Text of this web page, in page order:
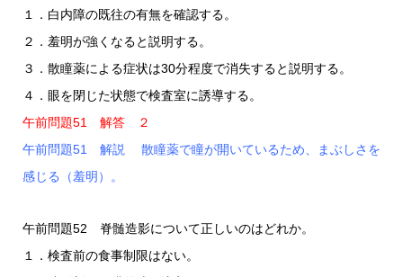
１．白内障の既往の有無を確認する。
２．羞明が強くなると説明する。
３．散瞳薬による症状は30分程度で消失すると説明する。
４．眼を閉じた状態で検査室に誘導する。
午前問題51 解答 ２
午前問題51 解説 散瞳薬で瞳が開いているため、まぶしさを
感じる（羞明）。
午前問題52 脊髄造影について正しいのはどれか。
１．検査前の食事制限はない。